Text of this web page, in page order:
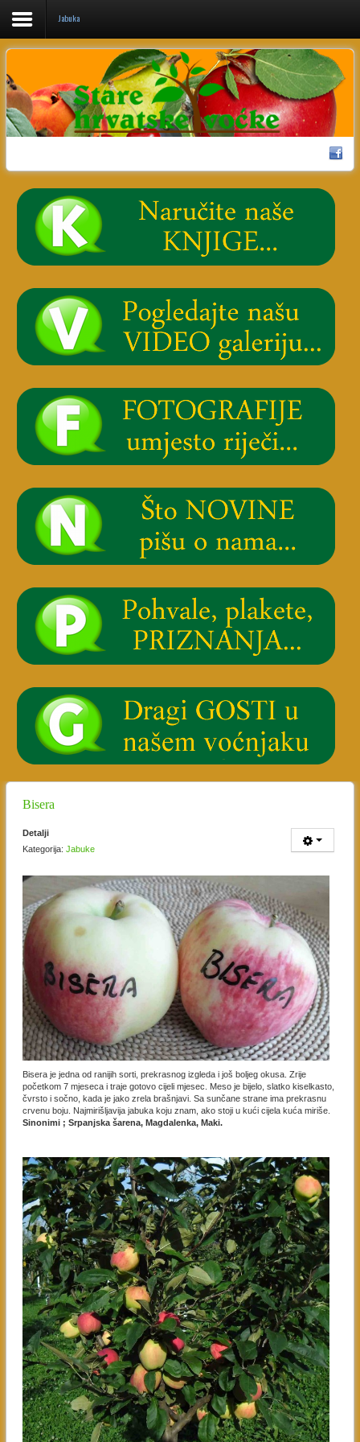
Jabuka
Bisera
Detalji
Kategorija: Jabuke
Bisera je jedna od ranijih sorti, prekrasnog izgleda i još boljeg okusa. Zrije
početkom 7 mjeseca i traje gotovo cijeli mjesec. Meso je bijelo, slatko kiselkasto,
čvrsto i sočno, kada je jako zrela brašnjavi. Sa sunčane strane ima prekrasnu
crvenu boju. Najmirišljavija jabuka koju znam, ako stoji u kući cijela kuća miriše.
Sinonimi ; Srpanjska šarena, Magdalenka, Maki.